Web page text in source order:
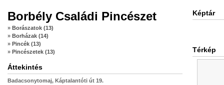
Borbély Családi Pincészet
» Borászatok (13)
» Borházak (14)
» Pincék (13)
» Pincészetek (13)
Áttekintés
Badacsonytomaj, Káptalantóti út 19.
Képtár
Térkép